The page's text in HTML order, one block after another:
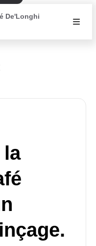
De'Longhi
la